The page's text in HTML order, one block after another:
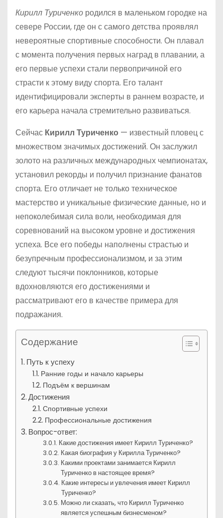
Кирилл Туриченко родился в маленьком городке на
севере России, где он с самого детства проявлял
невероятные спортивные способности. Он плавал
с момента получения первых наград в плавании, а
его первые успехи стали первопричиной его
страсти к этому виду спорта. Его талант
идентифицировали эксперты в раннем возрасте, и
его карьера начала стремительно развиваться.
Сейчас Кирилл Туриченко — известный пловец с
множеством значимых достижений. Он заслужил
золото на различных международных чемпионатах,
установил рекорды и получил признание фанатов
спорта. Его отличает не только техническое
мастерство и уникальные физические данные, но и
непоколебимая сила воли, необходимая для
соревнований на высоком уровне и достижения
успеха. Все его победы наполнены страстью и
безупречным профессионализмом, и за этим
следуют тысячи поклонников, которые
вдохновляются его достижениями и
рассматривают его в качестве примера для
подражания.
Содержание
Путь к успеху
Ранние годы и начало карьеры
Подъём к вершинам
Достижения
Спортивные успехи
Профессиональные достижения
Вопрос-ответ:
Какие достижения имеет Кирилл Туриченко?
Какая биография у Кирилла Туриченко?
Какими проектами занимается Кирилл
Туриченко в настоящее время?
Какие интересы и увлечения имеет Кирилл
Туриченко?
Можно ли сказать, что Кирилл Туриченко
является успешным бизнесменом?